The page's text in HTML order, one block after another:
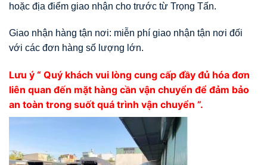
hoặc địa điểm giao nhận cho trước từ Trọng Tấn.
Giao nhận hàng tận nơi: miễn phí giao nhận tận nơi đối
với các đơn hàng số lượng lớn.
Lưu ý “ Quý khách vui lòng cung cấp đầy đủ hóa đơn
liên quan đến mặt hàng cần vận chuyển để đảm bảo
an toàn trong suốt quá trình vận chuyển ”.